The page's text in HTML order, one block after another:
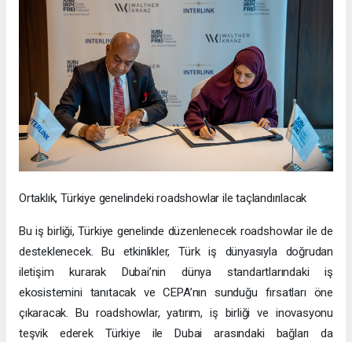
Ortaklık, Türkiye genelindeki roadshowlar ile taçlandırılacak
Bu iş birliği, Türkiye genelinde düzenlenecek roadshowlar ile de
desteklenecek. Bu etkinlikler, Türk iş dünyasıyla doğrudan
iletişim kurarak Dubai’nin dünya standartlarındaki iş
ekosistemini tanıtacak ve CEPA’nın sunduğu fırsatları öne
çıkaracak. Bu roadshowlar, yatırım, iş birliği ve inovasyonu
teşvik ederek Türkiye ile Dubai arasındaki bağları da